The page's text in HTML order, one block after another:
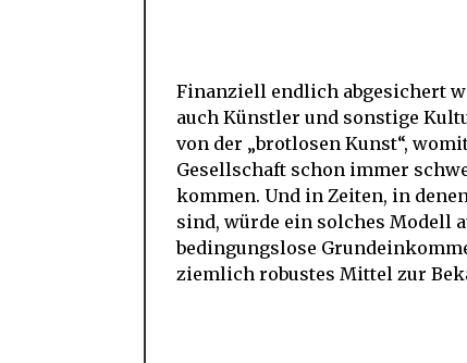
Finanziell endlich abgesichert
auch Künstler und sonstige
von der „brotlosen Kunst“,
Gesellschaft schon immer
kommen. Und in Zeiten, in
sind, würde ein solches Modell
bedingungslose
ziemlich robustes Mittel zur